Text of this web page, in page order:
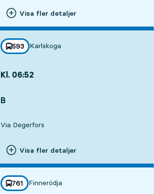
Visa fler detaljer
linje
593
mot
Karlskoga
,
Kl. 06:52
B
Via Degerfors
Visa fler detaljer
linje
761
mot
Finnerödja
,